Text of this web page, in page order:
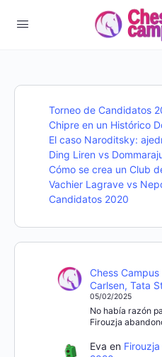
Torneo de Candidatos
Chipre en un Histórico
El caso Naroditsky:
Ding Liren vs
Cómo se crea un Club
Vachier Lagrave vs
Candidatos 2020
Chess
Carlsen, Tata
05/02/2025
No había razón
Firouzja
Eva en